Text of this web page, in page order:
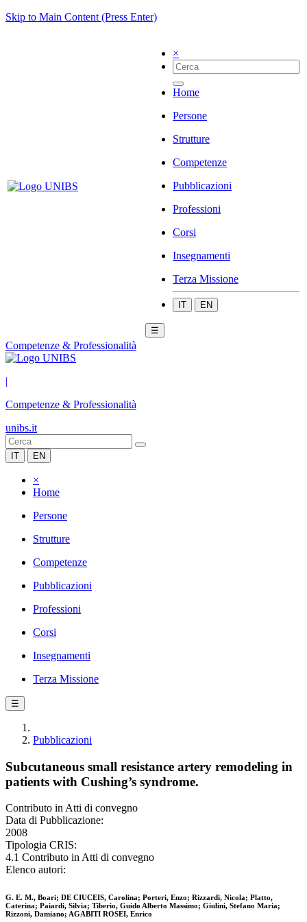
Skip to Main Content (Press Enter)
×
Home
Persone
Strutture
Competenze
Pubblicazioni
Professioni
Corsi
Insegnamenti
Terza Missione
IT EN
☰
Competenze & Professionalità
|
Competenze & Professionalità
unibs.it
IT EN
×
Home
Persone
Strutture
Competenze
Pubblicazioni
Professioni
Corsi
Insegnamenti
Terza Missione
☰
Pubblicazioni
Subcutaneous small resistance artery remodeling in
patients with Cushing’s syndrome.
Contributo in Atti di convegno
Data di Pubblicazione:
2008
Tipologia CRIS:
4.1 Contributo in Atti di convegno
Elenco autori:
G. E. M., Boari; DE CIUCEIS, Carolina; Porteri, Enzo; Rizzardi, Nicola; Platto,
Caterina; Paiardi, Silvia; Tiberio, Guido Alberto Massimo; Giulini, Stefano Maria;
Rizzoni, Damiano; AGABITI ROSEI, Enrico